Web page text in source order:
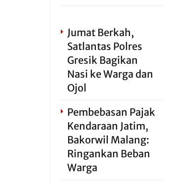
Jumat Berkah,
Satlantas Polres
Gresik Bagikan
Nasi ke Warga dan
Ojol
Pembebasan Pajak
Kendaraan Jatim,
Bakorwil Malang:
Ringankan Beban
Warga